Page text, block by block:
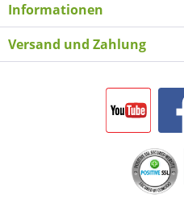
Informationen
Versand und Zahlung